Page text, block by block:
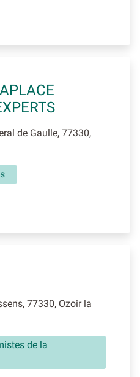
de Gaulle, 77330,
77330, Ozoir la
de la